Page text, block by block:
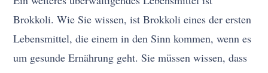
Brokkoli. Wie Sie wissen, ist Brokkoli eines der ersten
Lebensmittel, die einem in den Sinn kommen, wenn es
um gesunde Ernährung geht. Sie müssen wissen, dass